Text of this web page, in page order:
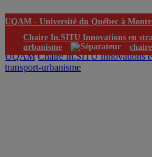
UQAM - Université du Québec à
Chaire In.SITU Innovations en
urbanisme
UQAM Chaire In.SITU Innovations
transport-urbanisme